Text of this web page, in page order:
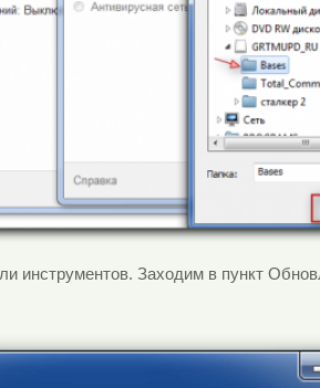
инструментов. Заходим в пункт